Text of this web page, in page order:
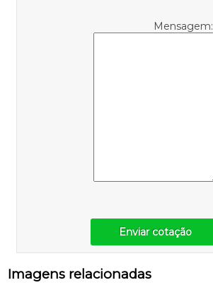
Mensagem:
Enviar cotação
Imagens relacionadas